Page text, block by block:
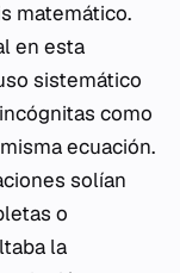
matemático.
en esta
sistemático
como
ecuación.
solían
o
la